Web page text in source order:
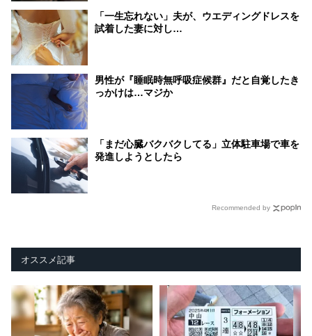
「一生忘れない」夫が、ウエディングドレスを
試着した妻に対し…
男性が『睡眠時無呼吸症候群』だと自覚したき
っかけは…マジか
「まだ心臓バクバクしてる」立体駐車場で車を
発進しようとしたら
Recommended by
オススメ記事